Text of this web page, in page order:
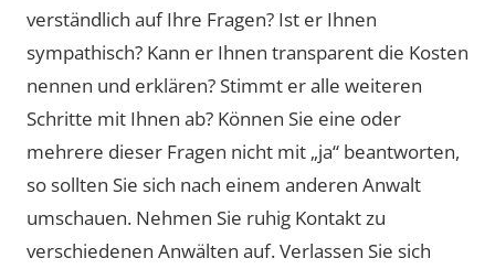
verständlich auf Ihre Fragen? Ist er Ihnen
sympathisch? Kann er Ihnen transparent die Kosten
nennen und erklären? Stimmt er alle weiteren
Schritte mit Ihnen ab? Können Sie eine oder
mehrere dieser Fragen nicht mit „ja“ beantworten,
so sollten Sie sich nach einem anderen Anwalt
umschauen. Nehmen Sie ruhig Kontakt zu
verschiedenen Anwälten auf. Verlassen Sie sich